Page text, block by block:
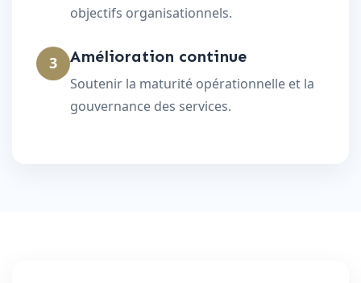
objectifs organisationnels.
3 Amélioration continue
Soutenir la maturité opérationnelle et la
gouvernance des services.